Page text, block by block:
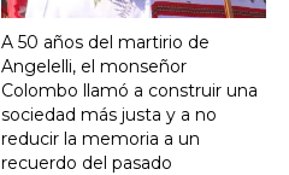
A 50 años del martirio de
Angelelli, el monseñor
Colombo llamó a construir una
sociedad más justa y a no
reducir la memoria a un
recuerdo del pasado